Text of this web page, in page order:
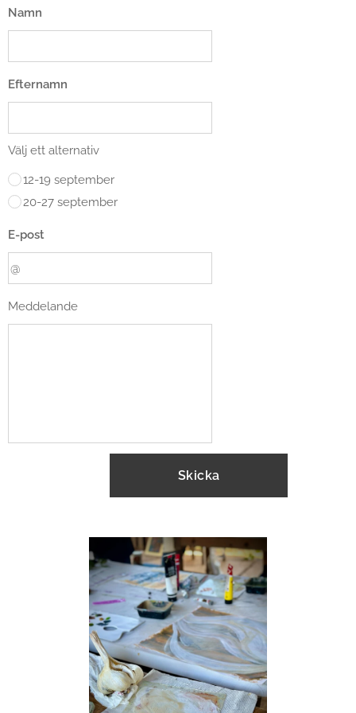
växer fram under veckan. Varje kursvecka har
detsamma: att skapa en lugn och inspirerande
miljö där det finns tid för konstnärlig utveckling,
reflektion och gemenskap.
Namn
Efternamn
Välj ett alternativ
12-19 september
20-27 september
E-post
Meddelande
Skicka